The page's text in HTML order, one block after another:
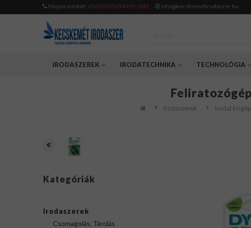
Hívjon minket: +36203956949 (9-16h) info@kecskemetirodaszer.hu
IRODASZEREK IRODATECHNIKA TECHNOLÓGIA
Irodaszerek Irodai
Kategóriák
Irodaszerek
Csomagolás, Tárolás